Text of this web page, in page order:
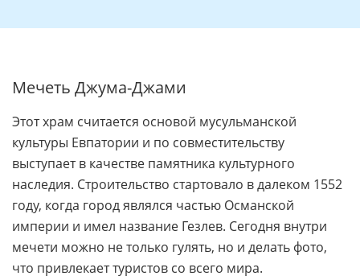
Мечеть Джума-Джами
Этот храм считается основой мусульманской
культуры Евпатории и по совместительству
выступает в качестве памятника культурного
наследия. Строительство стартовало в далеком 1552
году, когда город являлся частью Османской
империи и имел название Гезлев. Сегодня внутри
мечети можно не только гулять, но и делать фото,
что привлекает туристов со всего мира.